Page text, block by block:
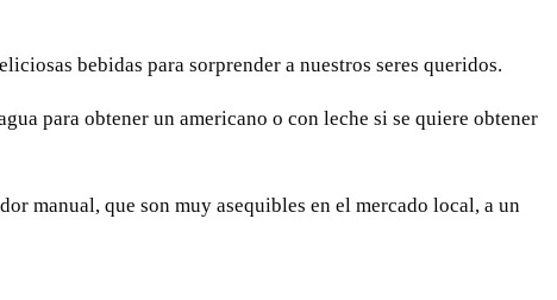
bebidas para sorprender a nuestros seres queridos.
para obtener un americano o con leche si se quiere obtener
manual, que son muy asequibles en el mercado local, a un